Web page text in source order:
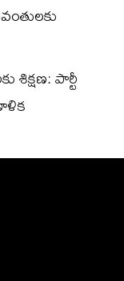
శిక్షణ: పార్టీ